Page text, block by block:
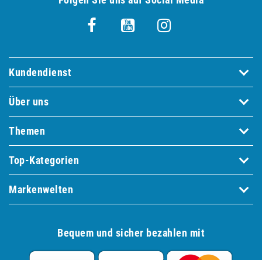
Kundendienst
Über uns
Themen
Top-Kategorien
Markenwelten
Bequem und sicher bezahlen mit